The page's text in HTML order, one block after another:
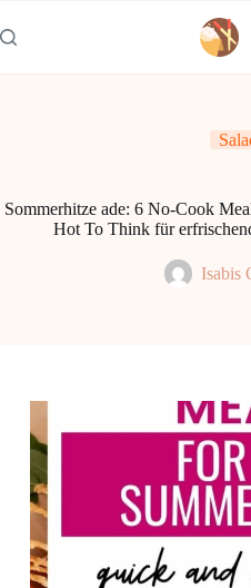
Inhalt
springen
Sommerhitze ade: 6 No-Cook
Hot To Think für
Isabis